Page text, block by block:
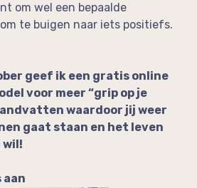
om wel een bepaalde
te buigen naar iets positiefs.
geef ik een gratis online
voor meer “grip op je
waardoor jij weer
gaat staan en het leven
wil!